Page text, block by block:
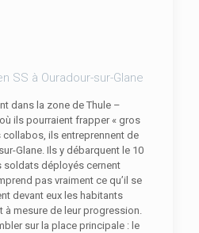
SS à Ouradour-sur-Glane
dans la zone de Thule –
ils pourraient frapper « gros
collabos, ils entreprennent de
Glane. Ils y débarquent le 10
soldats déployés cernent
pas vraiment ce qu’il se
devant eux les habitants
à mesure de leur progression.
sur la place principale : le